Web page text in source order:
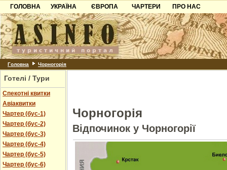
ГОЛОВНА
УКРАЇНА
Карпати
Азов
Причорноморря
Шацьк
ЄВРОПА
Чорногорія
Хорватія
Болгарія
ЧАРТЕРИ
ПРО НАС
Контакти
Партнерам
Додати готель
Головна Чорногорія
Готелі / Тури
Спекотні квитки
Авіаквитки
Чартер (бус-1)
Чартер (бус-2)
Чартер (бус-3)
Чартер (бус-4)
Чартер (бус-5)
Чартер (бус-6)
Чорногорія
Відпочинок у Чорногорії